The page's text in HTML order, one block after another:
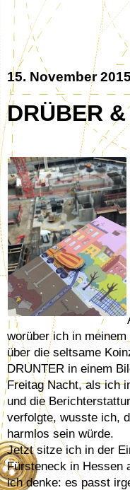
15. November 2015
DRÜBER
worüber ich in
über die seltsame
DRUNTER in einem
Freitag Nacht, als ich
und die
verfolgte, wusste ich,
harmlos sein würde.
Jetzt sitze ich in der
Fürsteneck in Hessen
ich denke: es passt